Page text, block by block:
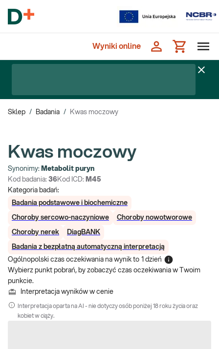
Wyniki online
Sklep / Badania / Kwas moczowy
Kwas moczowy
Synonimy: Metabolit puryn
Kod badania: 36Kod ICD: M45
Kategoria badań:
Badania podstawowe i biochemiczne
Choroby sercowo-naczyniowe Choroby nowotworowe
Choroby nerek DiagBANK
Badania z bezpłatną automatyczną interpretacją
Ogólnopolski czas oczekiwania na wynik to 1 dzień
Wybierz punkt pobrań, by zobaczyć czas oczekiwania w Twoim
punkcie.
Interpretacja wyników w cenie
Interpretacja oparta na AI - nie dotyczy osób poniżej 18 roku życia oraz
kobiet w ciąży.